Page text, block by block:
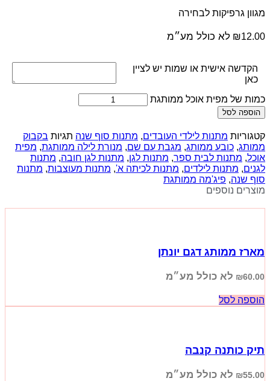
מגוון גרפיקות לבחירה
₪12.00 לא כולל מע״מ
הקדשה אישית או שמות יש לציין
כאן
כמות של מפית אוכל ממותגת
הוספה לסל
קטגוריות מתנות לילדי העובדים, מתנות סוף שנה תגיות בקבוק
ממותג, כובע ממותג, מגבת עם שם, מנורת לילה ממותגת, מפית
אוכל, מתנות לבית ספר, מתנות לגן, מתנות לגן חובה, מתנות
לגנים, מתנות לילדים, מתנות לכיתה א', מתנות מעוצבות, מתנות
סוף שנה, פיג'מה ממותגת
מוצרים נוספים
מארז ממותג דגם יונתן
₪60.00 לא כולל מע״מ
הוספה לסל
תיק כותנה קנבה
₪55.00 לא כולל מע״מ